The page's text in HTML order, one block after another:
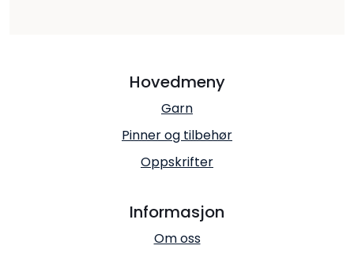
Hovedmeny
Garn
Pinner og tilbehør
Oppskrifter
Informasjon
Om oss